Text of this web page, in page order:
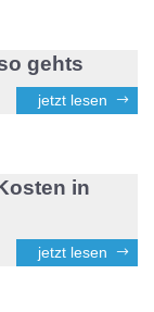
gehts
jetzt lesen
in
jetzt lesen